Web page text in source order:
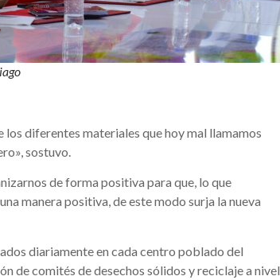
los diferentes materiales que hoy mal llamamos
sostuvo.
de forma positiva para que, lo que
manera positiva, de este modo surja la nueva
diariamente en cada centro poblado del
de comités de desechos sólidos y reciclaje a nivel